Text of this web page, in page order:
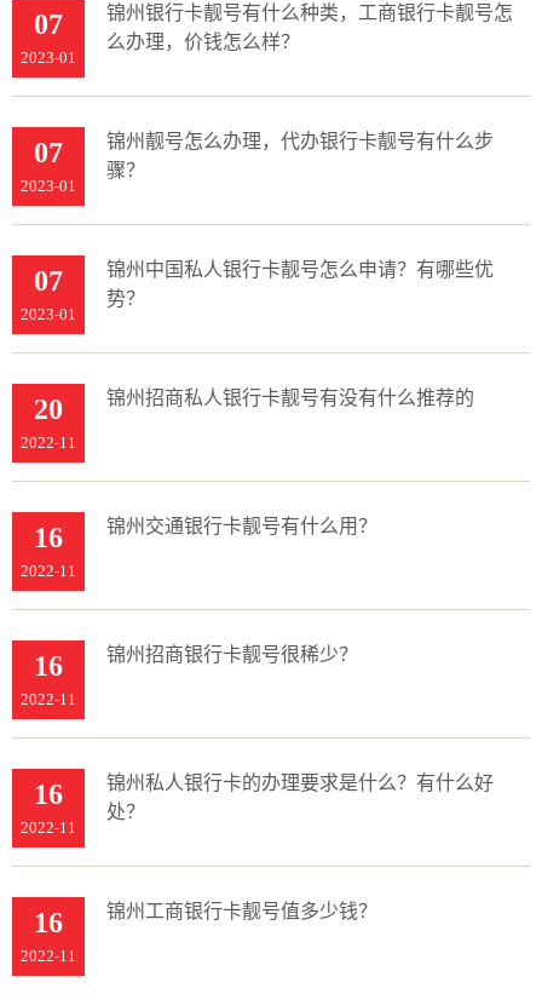
07
2023-01
锦州银行卡靓号有什么种类，工商银行卡靓号怎
么办理，价钱怎么样？
07
2023-01
锦州靓号怎么办理，代办银行卡靓号有什么步
骤？
07
2023-01
锦州中国私人银行卡靓号怎么申请？有哪些优
势？
20
2022-11
锦州招商私人银行卡靓号有没有什么推荐的
16
2022-11
锦州交通银行卡靓号有什么用？
16
2022-11
锦州招商银行卡靓号很稀少？
16
2022-11
锦州私人银行卡的办理要求是什么？有什么好
处？
16
2022-11
锦州工商银行卡靓号值多少钱？